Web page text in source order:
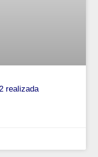
realizada